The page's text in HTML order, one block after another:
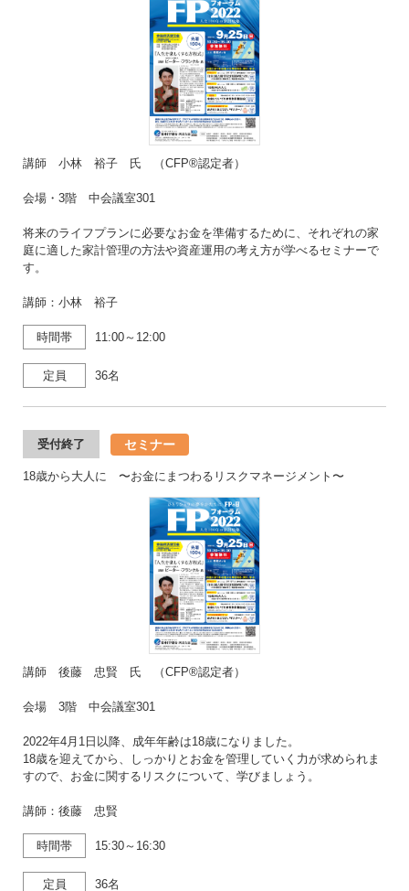
講師 小林 裕子 氏 （CFP®認定者）
会場・3階 中会議室301
将来のライフプランに必要なお金を準備するために、それぞれの家
庭に適した家計管理の方法や資産運用の考え方が学べるセミナーで
す。
講師：小林 裕子
時間帯 11:00～12:00
定員 36名
受付終了 セミナー
18歳から大人に 〜お金にまつわるリスクマネージメント〜
講師 後藤 忠賢 氏 （CFP®認定者）
会場 3階 中会議室301
2022年4月1日以降、成年年齢は18歳になりました。
18歳を迎えてから、しっかりとお金を管理していく力が求められま
すので、お金に関するリスクについて、学びましょう。
講師：後藤 忠賢
時間帯 15:30～16:30
定員 36名